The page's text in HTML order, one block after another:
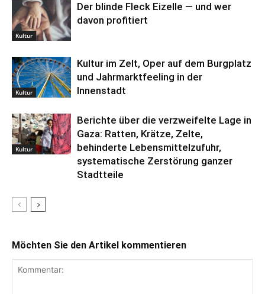
Kultur
Der blinde Fleck Eizelle — und wer
davon profitiert
Kultur
Kultur im Zelt, Oper auf dem Burgplatz
und Jahrmarktfeeling in der
Innenstadt
Kultur
Berichte über die verzweifelte Lage in
Gaza: Ratten, Krätze, Zelte,
behinderte Lebensmittelzufuhr,
systematische Zerstörung ganzer
Stadtteile
Möchten Sie den Artikel kommentieren